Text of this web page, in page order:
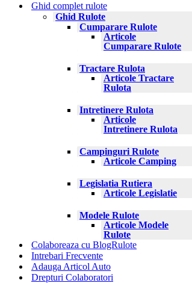
navigareGhid complet rulote
Ghid Rulote
Cumparare Rulote
Articole
Cumparare Rulote
Tractare Rulota
Articole Tractare
Rulota
Intretinere Rulota
Articole
Intretinere Rulota
Campinguri Rulote
Articole Camping
Legislatia Rutiera
Articole Legislatie
Modele Rulote
Articole Modele
Rulote
Colaboreaza cu BlogRulote
Intrebari Frecvente
Adauga Articol Auto
Drepturi Colaboratori